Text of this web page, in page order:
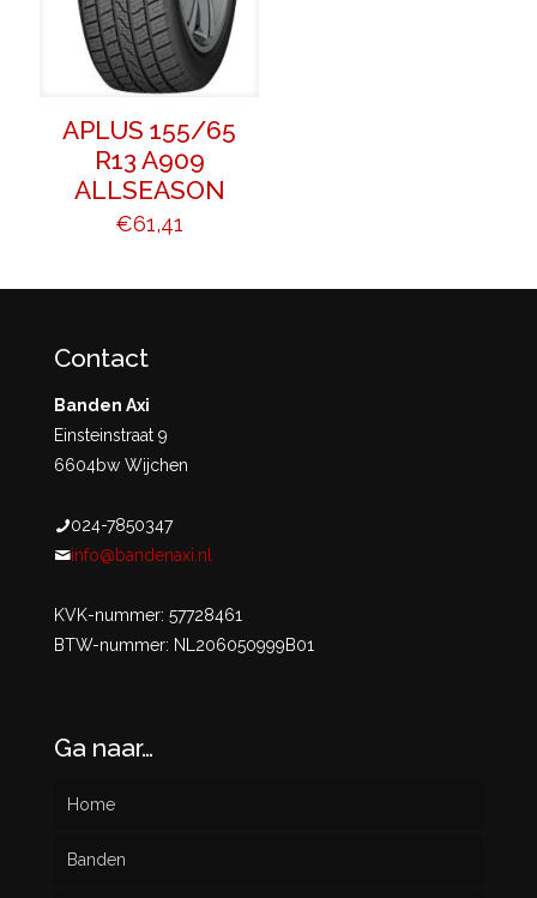
APLUS 155/65
R13 A909
ALLSEASON
€61,41
Contact
Banden Axi
Einsteinstraat 9
6604bw Wijchen
024-7850347
info@bandenaxi.nl
KVK-nummer: 57728461
BTW-nummer: NL206050999B01
Ga naar…
Home
Banden